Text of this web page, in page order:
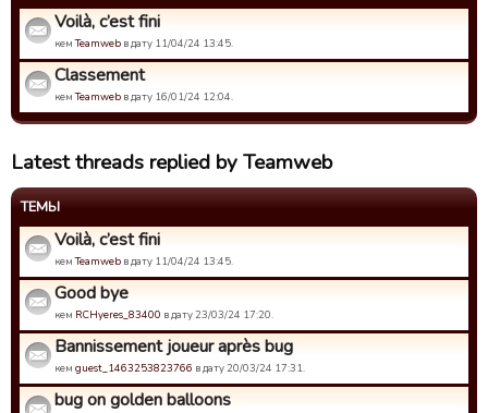
Voilà, c’est fini
кемTeamweb в дату 11/04/24 13:45.
Classement
кемTeamweb в дату 16/01/24 12:04.
Latest threads replied by Teamweb
ТЕМЫ
Voilà, c’est fini
кемTeamweb в дату 11/04/24 13:45.
Good bye
кем RCHyeres_83400 в дату 23/03/24 17:20.
Bannissement joueur après bug
кем guest_1463253823766 в дату 20/03/24 17:31.
bug on golden balloons